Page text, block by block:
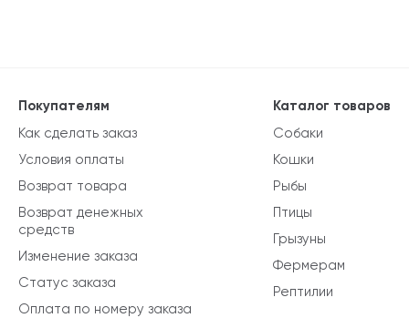
Каталог товаров
Собаки
Кошки
Рыбы
Птицы
Грызуны
Фермерам
Рептилии
Покупателям
Как сделать заказ
Условия оплаты
Возврат товара
Возврат денежных
средств
Изменение заказа
Статус заказа
Оплата по номеру заказа